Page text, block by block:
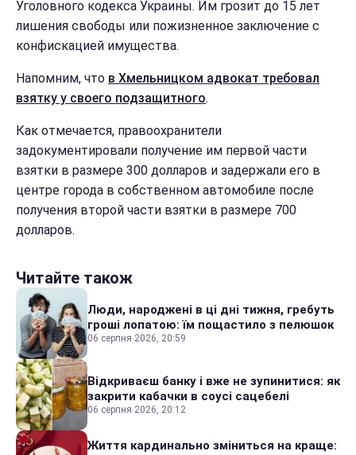
Уголовного кодекса Украины. Им грозит до 15 лет
лишения свободы или пожизненное заключение с
конфискацией имущества.
Напомним, что в Хмельницком адвокат требовал
взятку у своего подзащитного.
Как отмечается, правоохранители
задокументировали получение им первой части
взятки в размере 300 долларов и задержали его в
центре города в собственном автомобиле после
получения второй части взятки в размере 700
долларов.
Читайте також
Люди, народжені в ці дні тижня, гребуть
гроші лопатою: їм пощастило з пелюшок
06 серпня 2026, 20:59
Відкриваєш банку і вже не зупинитися: як
закрити кабачки в соусі сацебелі
06 серпня 2026, 20:12
Життя кардинально зміниться на краще: